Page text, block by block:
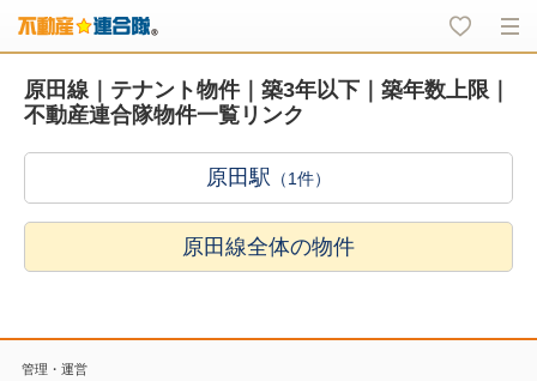
原田線｜テナント物件｜築3年以下｜築年数上限｜
不動産連合隊物件一覧リンク
原田駅 （1件）
原田線全体の物件
管理・運営